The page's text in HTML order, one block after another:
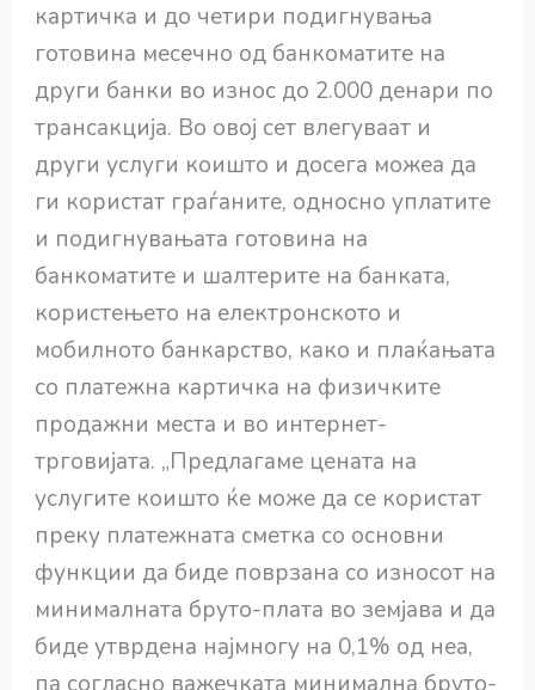
картичка и до четири подигнувања
готовина месечно од банкоматите на
други банки во износ до 2.000 денари по
трансакција. Во овој сет влегуваат и
други услуги коишто и досега можеа да
ги користат граѓаните, односно уплатите
и подигнувањата готовина на
банкоматите и шалтерите на банката,
користењето на електронското и
мобилното банкарство, како и плаќањата
со платежна картичка на физичките
продажни места и во интернет-
трговијата. „Предлагаме цената на
услугите коишто ќе може да се користат
преку платежната сметка со основни
функции да биде поврзана со износот на
минималната бруто-плата во земјава и да
биде утврдена најмногу на 0,1% од неа,